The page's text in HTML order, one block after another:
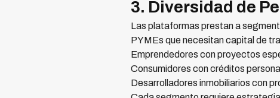
3. Diversidad de
Las plataformas prestan a
PYMEs que necesitan capital de
Emprendedores con proyectos
Consumidores con créditos
Desarrolladores inmobiliarios con